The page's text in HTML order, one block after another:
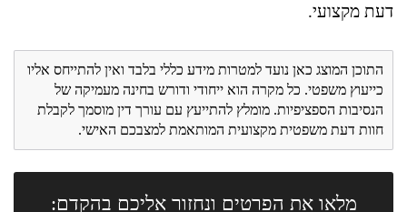
דעת מקצועי.
התוכן המוצג כאן נועד למטרות מידע כללי בלבד ואין להתייחס אליו
כייעוץ משפטי. כל מקרה הוא ייחודי ודורש בחינה מעמיקה של
הנסיבות הספציפיות. מומלץ להתייעץ עם עורך דין מוסמך לקבלת
חוות דעת משפטית מקצועית המותאמת למצבכם האישי.
מלאו את הפרטים ונחזור אליכם בהקדם: